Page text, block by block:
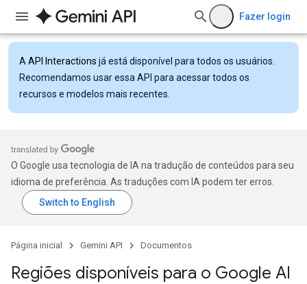
Fazer login
A API Interactions já está disponível para todos os usuários.
Recomendamos usar essa API para acessar todos os
recursos e modelos mais recentes.
O Google usa tecnologia de IA na tradução de conteúdos para seu
idioma de preferência. As traduções com IA podem ter erros.
Página inicial Gemini API Documentos
Regiões disponíveis para o Google AI